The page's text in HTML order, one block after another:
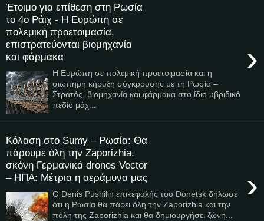
Έτοιμο για επίθεση στη Ρωσία
το 4ο Ράιχ - Η Ευρώπη σε
πολεμική προετοιμασία,
επιστρατεύονται βιομηχανία
και φάρμακα
›
Η Ευρώπη σε πολεμική προετοιμασία και η
σιωπηρή κήρυξη σύγκρουσης με τη Ρωσία –
Στρατός, βιομηχανία και φάρμακα στο ίδιο υβριδικό
πεδίο μάχ...
Κόλαση στο Sumy – Ρωσία: Θα
πάρουμε όλη την Zaporizhia,
σκόνη Γερμανικά drones Vector
– ΗΠΑ: Μέτρια η αεράμυνα μας
›
O Denis Pushilin επικεφαλής του Donetsk δήλωσε
ότι η Ρωσία θα πάρει όλη την Zaporizhia και την
πόλη της Zaporizhia και θα δημιουργήσει ζώνη...